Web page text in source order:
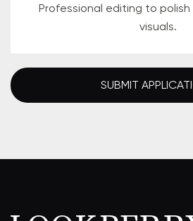
Professional editing to polish
visuals.
SUBMIT